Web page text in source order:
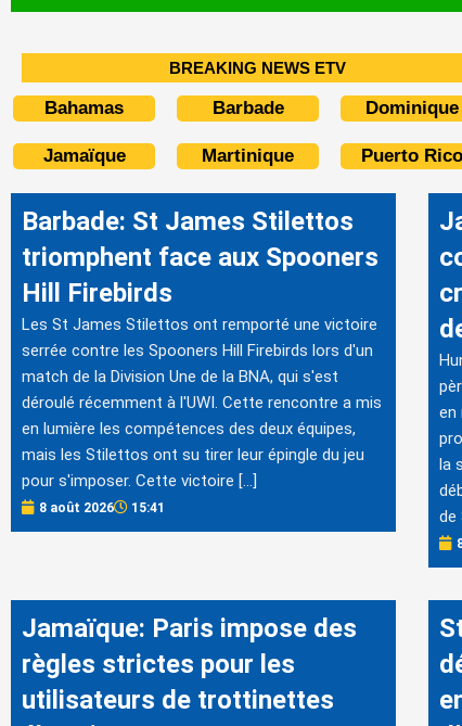
BREAKING NEWS ETV
Bahamas Barbade Dominique
Jamaïque Martinique Puerto Rico
Barbade: St James Stilettos
triomphent face aux Spooners
Hill Firebirds
Les St James Stilettos ont remporté une victoire
serrée contre les Spooners Hill Firebirds lors d'un
match de la Division Une de la BNA, qui s'est
déroulé récemment à l'UWI. Cette rencontre a mis
en lumière les compétences des deux équipes,
mais les Stilettos ont su tirer leur épingle du jeu
pour s'imposer. Cette victoire […]
8 août 2026 15:41
en
la
de
Jamaïque: Paris impose des
règles strictes pour les
utilisateurs de trottinettes